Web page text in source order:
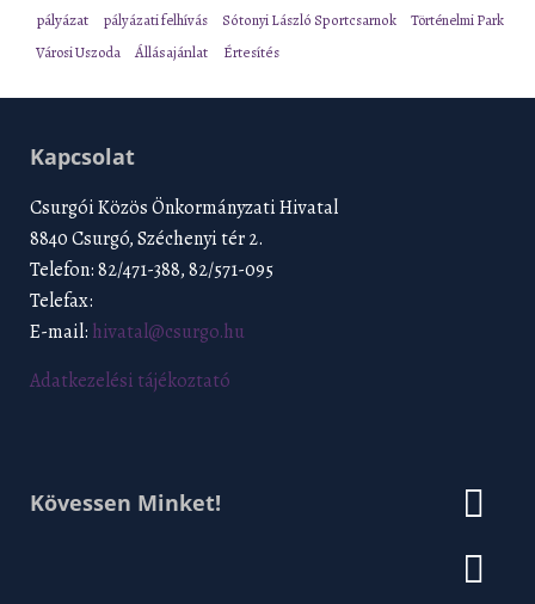
pályázat pályázati felhívás Sótonyi László Sportcsarnok
Történelmi Park
Városi Uszoda
Állásajánlat Értesítés
Kapcsolat
Csurgói Közös Önkormányzati Hivatal
8840 Csurgó, Széchenyi tér 2.
Telefon: 82/471-388, 82/571-095
Telefax:
E-mail: hivatal@csurgo.hu
Adatkezelési tájékoztató
Kövessen Minket!